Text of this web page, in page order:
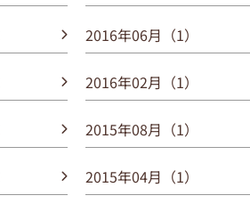
2016年06月（1）
2016年02月（1）
2015年08月（1）
2015年04月（1）